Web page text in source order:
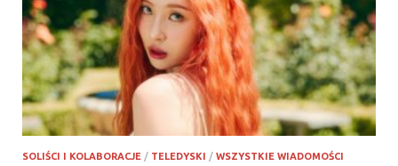
SOLIŚCI I KOLABORACJE / TELEDYSKI / WSZYSTKIE WIADOMOŚCI